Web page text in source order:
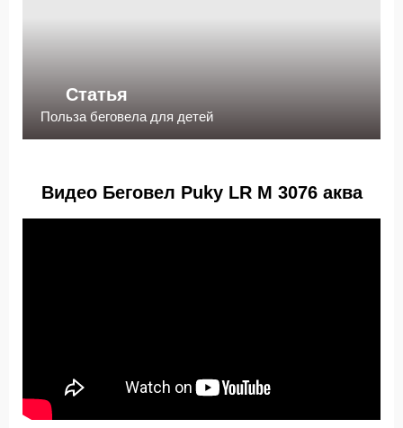
Статья
Польза беговела для детей
Видео Беговел Puky LR M 3076 аква